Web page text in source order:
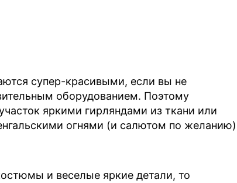
супер-красивыми, если вы не
оборудованием. Поэтому
яркими гирляндами из ткани или
огнями (и салютом по
и веселые яркие детали, то